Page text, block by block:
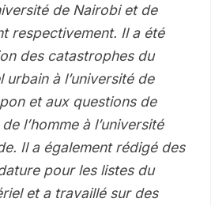
de Nairobi et de
respectivement. Il a été
des catastrophes du
à l’université de
et aux questions de
l’homme à l’université
Il a également rédigé des
pour les listes du
et a travaillé sur des